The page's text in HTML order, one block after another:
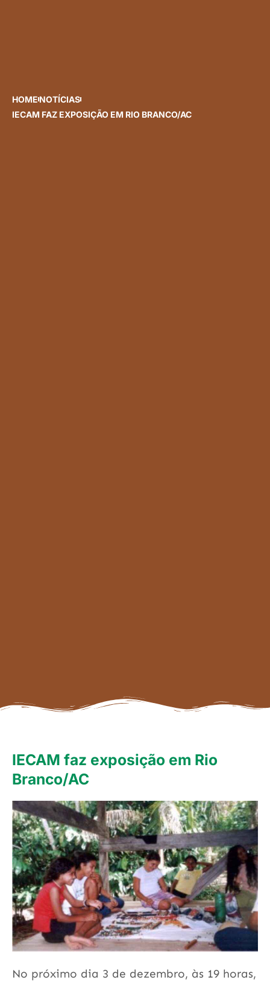
HOME NOTÍCIAS
IECAM FAZ EXPOSIÇÃO EM RIO BRANCO/AC
IECAM faz exposição em Rio
Branco/AC
No próximo dia 3 de dezembro, às 19 horas,